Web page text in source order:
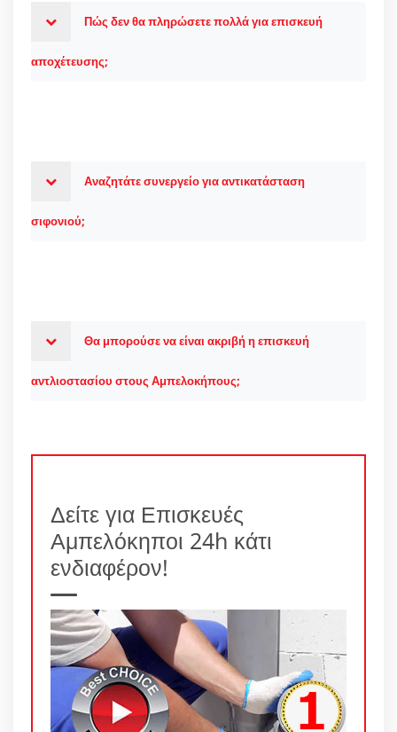
Πώς δεν θα πληρώσετε πολλά για επισκευή
αποχέτευσης;
Αναζητάτε συνεργείο για αντικατάσταση
σιφονιού;
Θα μπορούσε να είναι ακριβή η επισκευή
αντλιοστασίου στους Αμπελοκήπους;
Δείτε για Επισκευές
Αμπελόκηποι 24h κάτι
ενδιαφέρον!